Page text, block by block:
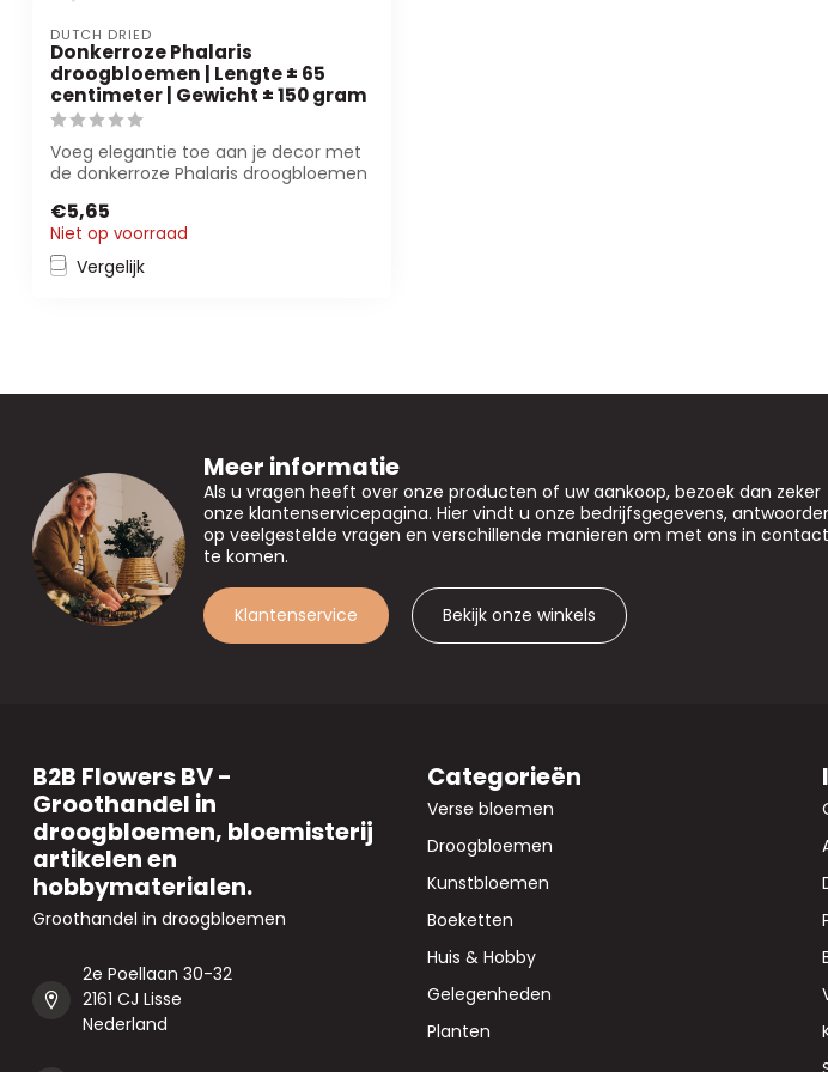
DUTCH DRIED
Donkerroze Phalaris
droogbloemen | Lengte ± 65
centimeter | Gewicht ± 150 gram
Voeg elegantie toe aan je decor met
de donkerroze Phalaris droogbloemen
€5,65
Niet op voorraad
Vergelijk
Meer informatie
Als u vragen heeft over onze producten of uw aankoop, bezoek dan zeker
onze klantenservicepagina. Hier vindt u onze bedrijfsgegevens,
op veelgestelde vragen en verschillende manieren om met ons in contact
te komen.
Klantenservice Bekijk onze winkels
B2B Flowers BV -
Groothandel in
droogbloemen, bloemisterij
artikelen en
hobbymaterialen.
Groothandel in droogbloemen
2e Poellaan 30-32
2161 CJ Lisse
Nederland
Categorieën
Verse bloemen
Droogbloemen
Kunstbloemen
Boeketten
Huis & Hobby
Gelegenheden
Planten